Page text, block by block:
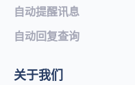
自动提醒讯息
自动回复查询
关于我们